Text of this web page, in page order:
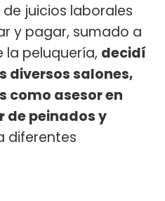
juicios laborales
y pagar, sumado a
la peluquería, decidí
diversos salones,
como asesor en
de peinados y
diferentes